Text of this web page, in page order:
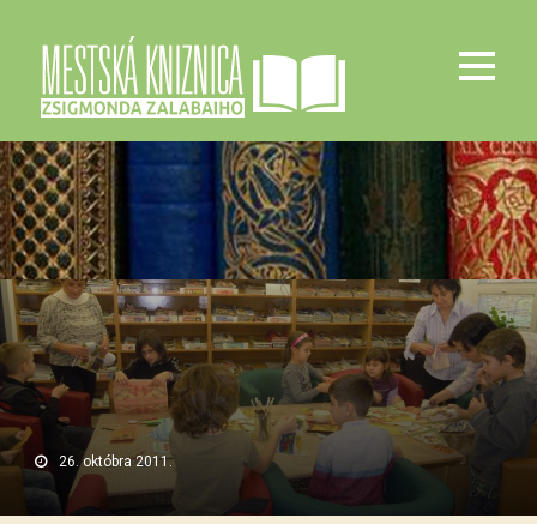
26. októbra 2011.